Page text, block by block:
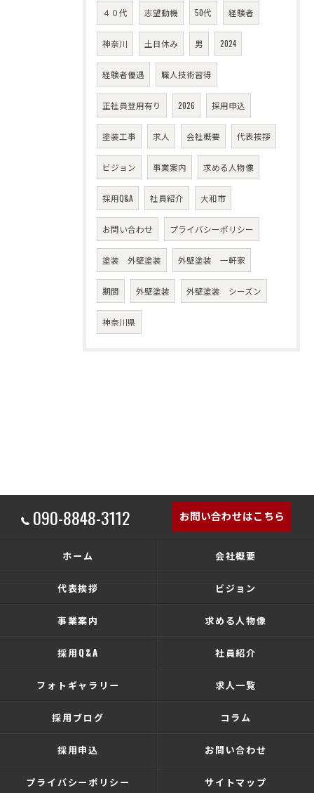
４０代 志望動機 50代 経験者
神奈川 土日休み 男 2024
経験者優遇 職人技術習得
正社員登用有り 2026 採用申込
塗装工事 求人 会社概要 代表挨拶
ビジョン 事業案内 求める人物像
採用Q&A 社員紹介 大和市
お問い合わせ プライバシーポリシー
塗装 外壁塗装 外壁塗装 一軒家
期間 外壁塗装 外壁塗装 シーズン
神奈川県
090-8848-3112 お問い合わせはこちら
ホーム 会社概要
代表挨拶 ビジョン
事業案内 求める人物像
採用Q&A 社員紹介
フォトギャラリー 求人一覧
採用ブログ コラム
採用申込 お問い合わせ
プライバシーポリシー サイトマップ